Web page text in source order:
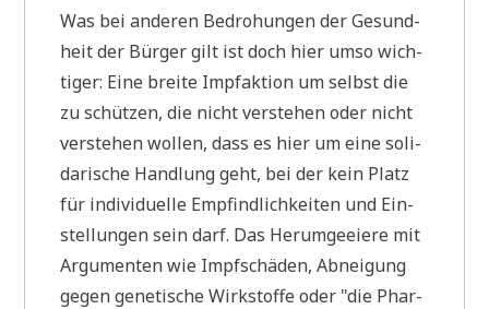
Was bei ande­ren Bedro­hun­gen der Gesund­
heit der Bür­ger gilt ist doch hier umso wich­
ti­ger: Eine brei­te Impf­ak­ti­on um selbst die
zu schüt­zen, die nicht ver­ste­hen oder nicht
ver­ste­hen wol­len, dass es hier um eine soli­
da­ri­sche Hand­lung geht, bei der kein Platz
für indi­vi­du­el­le Emp­find­lich­kei­ten und Ein­
stel­lun­gen sein darf. Das Her­um­ge­eie­re mit
Argu­men­ten wie Impf­schä­den, Abnei­gung
gegen gene­ti­sche Wirk­stof­fe oder "die Phar­